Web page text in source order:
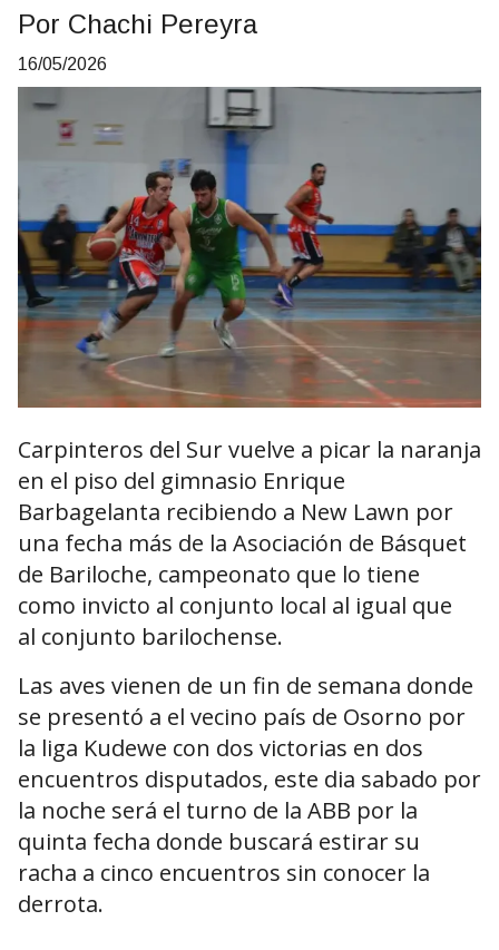
Por Chachi Pereyra
16/05/2026
Carpinteros del Sur vuelve a picar la naranja
en el piso del gimnasio Enrique
Barbagelanta recibiendo a New Lawn por
una fecha más de la Asociación de Básquet
de Bariloche, campeonato que lo tiene
como invicto al conjunto local al igual que
al conjunto barilochense.
Las aves vienen de un fin de semana donde
se presentó a el vecino país de Osorno por
la liga Kudewe con dos victorias en dos
encuentros disputados, este dia sabado por
la noche será el turno de la ABB por la
quinta fecha donde buscará estirar su
racha a cinco encuentros sin conocer la
derrota.